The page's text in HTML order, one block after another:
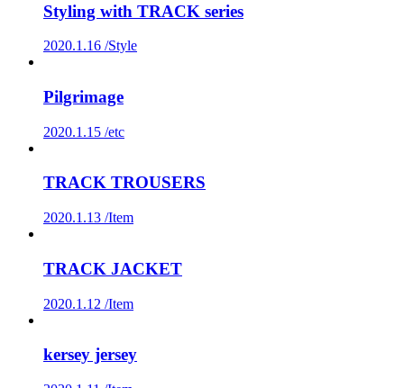
Styling with TRACK series
2020.1.16 /Style
Pilgrimage
2020.1.15 /etc
TRACK TROUSERS
2020.1.13 /Item
TRACK JACKET
2020.1.12 /Item
kersey jersey